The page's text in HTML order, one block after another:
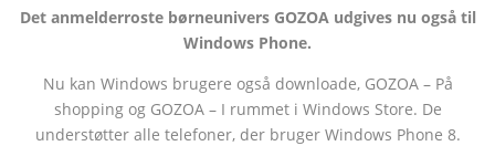
Det anmelderroste børneunivers GOZOA udgives nu også til
Windows Phone.
Nu kan Windows brugere også downloade, GOZOA – På
shopping og GOZOA – I rummet i Windows Store. De
understøtter alle telefoner, der bruger Windows Phone 8.